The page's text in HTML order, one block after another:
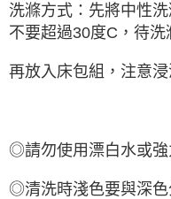
洗滌方式：先將中性
不要超過30度C，待
再放入床包組，注意
◎請勿使用漂白水或強
◎清洗時淺色要與深